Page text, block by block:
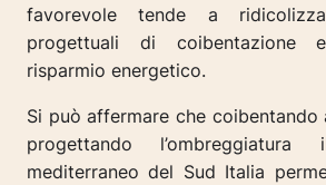
favorevole tende a
progettuali di coibentazione
risparmio energetico.
Si può affermare che coibentando
progettando
mediterraneo del Sud Italia